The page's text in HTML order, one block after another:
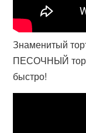
Знаменитый
ПЕСОЧНЫЙ
быстро!